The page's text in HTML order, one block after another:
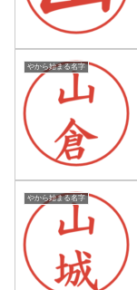
やから始まる名字
やから始まる名字